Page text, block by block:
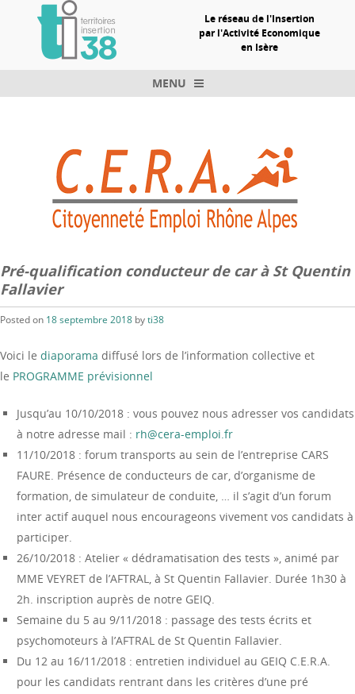
Le réseau de l'Insertion
par l'Activité Economique
en Isère
MENU
Pré-qualification conducteur de car à St Quentin
Fallavier
Posted on 18 septembre 2018 byti38
Voici le diaporama diffusé lors de l’information collective et
le PROGRAMME prévisionnel
Jusqu’au 10/10/2018 : vous pouvez nous adresser vos candidats
à notre adresse mail : rh@cera-emploi.fr
11/10/2018 : forum transports au sein de l’entreprise CARS
FAURE. Présence de conducteurs de car, d’organisme de
formation, de simulateur de conduite, … il s’agit d’un forum
inter actif auquel nous encourageons vivement vos candidats à
participer.
26/10/2018 : Atelier « dédramatisation des tests », animé par
MME VEYRET de l’AFTRAL, à St Quentin Fallavier. Durée 1h30 à
2h. inscription auprès de notre GEIQ.
Semaine du 5 au 9/11/2018 : passage des tests écrits et
psychomoteurs à l’AFTRAL de St Quentin Fallavier.
Du 12 au 16/11/2018 : entretien individuel au GEIQ C.E.R.A.
pour les candidats rentrant dans les critères d’une pré